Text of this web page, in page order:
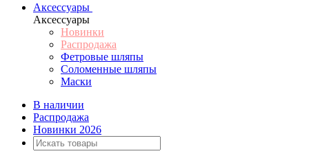
Аксессуары
Аксессуары
Новинки
Распродажа
Фетровые шляпы
Соломенные шляпы
Маски
В наличии
Распродажа
Новинки 2026